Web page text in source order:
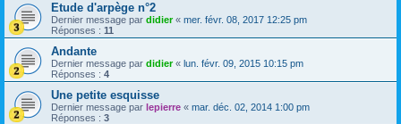
Etude d'arpège n°2
Dernier message par didier« mer. févr. 08, 2017 12:25 pm
Réponses : 11
Andante
Dernier message par didier« lun. févr. 09, 2015 10:15 pm
Réponses : 4
Une petite esquisse
Dernier message par lepierre « mar. déc. 02, 2014 1:00 pm
Réponses : 3